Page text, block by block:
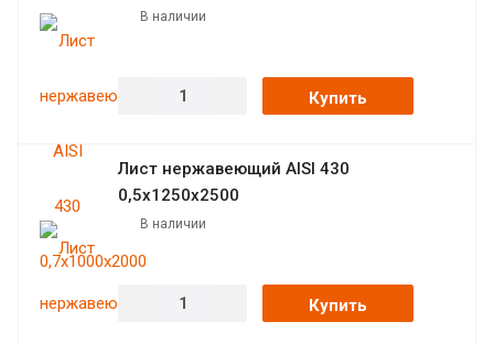
В наличии
Купить
Лист нержавеющий AISI 430
0,5х1250х2500
В наличии
Купить